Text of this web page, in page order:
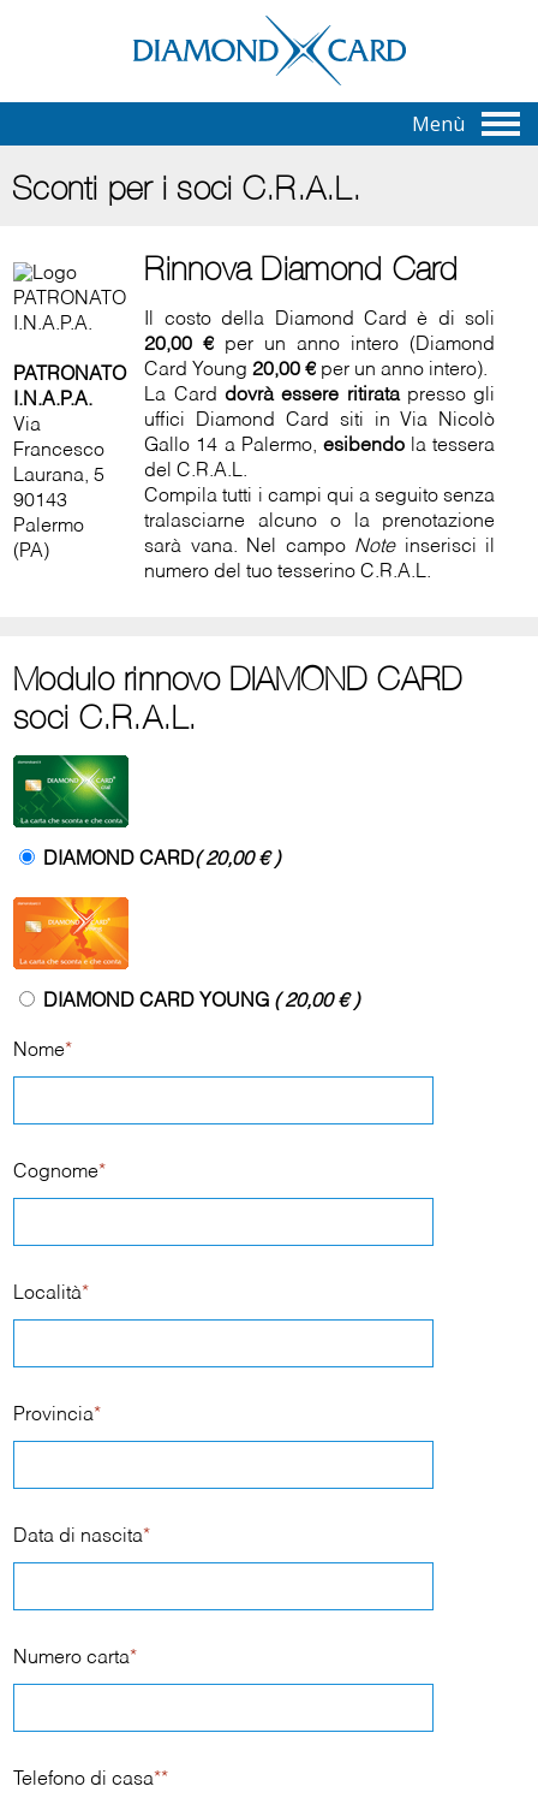
Menù
Sconti per i soci C.R.A.L.
PATRONATO
I.N.A.P.A.
Via
Francesco
Laurana, 5
90143
Palermo
(PA)
Rinnova Diamond Card
Il costo della Diamond Card è di soli
20,00 €per un anno intero (Diamond
Card Young20,00 €per un anno intero).
La Card dovrà essere ritiratapresso gli
uffici Diamond Card siti in Via Nicolò
Gallo 14 a Palermo, esibendola tessera
del C.R.A.L.
Compila tutti i campi qui a seguito senza
tralasciarne alcuno o la prenotazione
sarà vana. Nel campo Noteinserisci il
numero del tuo tesserino C.R.A.L.
Modulo rinnovo DIAMOND CARD
soci C.R.A.L.
DIAMOND CARD( 20,00 € )
DIAMOND CARD YOUNG ( 20,00 € )
Nome*
Cognome*
Località*
Provincia*
Data di nascita*
Numero carta*
Telefono di casa**